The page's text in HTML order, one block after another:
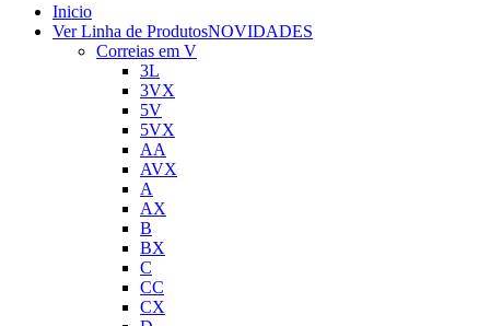
Inicio
Ver Linha de ProdutosNOVIDADES
Correias em V
3L
3VX
5V
5VX
AA
AVX
A
AX
B
BX
C
CC
CX